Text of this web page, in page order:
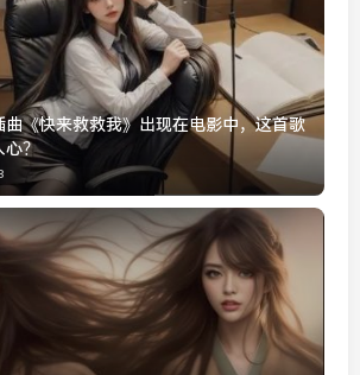
《快来救救我》出现在电影中，这首歌
心？